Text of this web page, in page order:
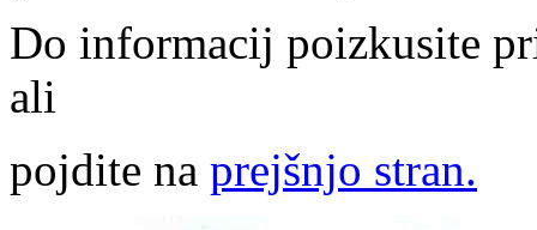
Do informacij poizkusite
ali
pojdite na prejšnjo stran.